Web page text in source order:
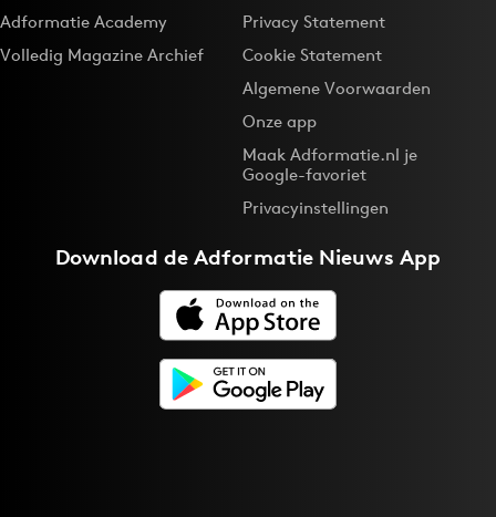
Adformatie Academy
Volledig Magazine Archief
Privacy Statement
Cookie Statement
Algemene Voorwaarden
Onze app
Maak Adformatie.nl je
Google-favoriet
Privacyinstellingen
Download deAdformatie Nieuws App